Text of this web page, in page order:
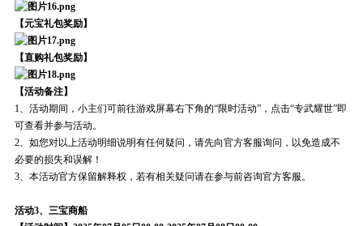
【元宝礼包奖励】
【直购礼包奖励】
【活动备注】
1、活动期间，小主们可前往游戏屏幕右下角的“限时活动”，点击“专武耀世”即
可查看并参与活动。
2、如您对以上活动明细说明有任何疑问，请先向官方客服询问，以免造成不
必要的损失和误解！
3、本活动官方保留解释权，若有相关疑问请在参与前咨询官方客服。
活动3、三宝商船